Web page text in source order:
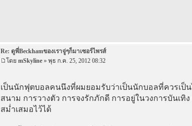
Re: ดูพี่Beckhamของเราจู่ๆก็มาเซอร์ไพรส์
โดย mSkyline» พุธ ก.ค. 25, 2012 08:32
เป็นนักฟุตบอลคนนึงที่ผมยอมรับว่าเป็นนักบอลที่ควรเป็
สนาม การวางตัว การจงรักภักดี การอยู่ในวงการบันเทิ
สม่ำเสมอไว้ได้